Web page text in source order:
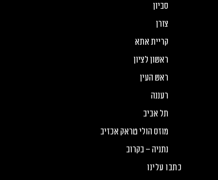
סביון
צורן
קריית אתא
ראשון לציון
ראש העין
רעננה
תל אביב
מוזס הולי טראק אכזיב
נתניה – בקרוב
כתבו עלינו